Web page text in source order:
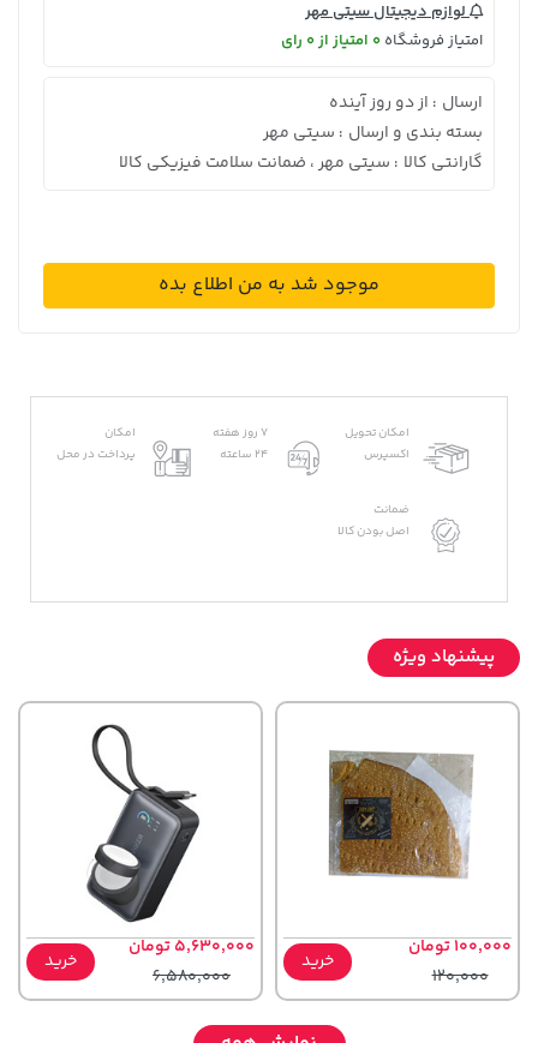
لوازم دیجیتال سیتی مهر
امتیاز فروشگاه 0 امتیاز از 0 رای
ارسال : از دو روز آینده
بسته بندی و ارسال : سیتی مهر
گارانتی کالا : سیتی مهر ، ضمانت سلامت فیزیکی کالا
موجود شد به من اطلاع بده
امکان تحویل
اکسپرس
7 روز هفته
24 ساعته
امکان
پرداخت در محل
ضمانت
اصل بودن کالا
پیشنهاد ویژه
100,000 تومان
120,000
خرید
5,630,000 تومان
6,580,000
خرید